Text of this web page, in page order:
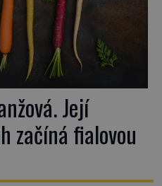
Její
začíná fialovou